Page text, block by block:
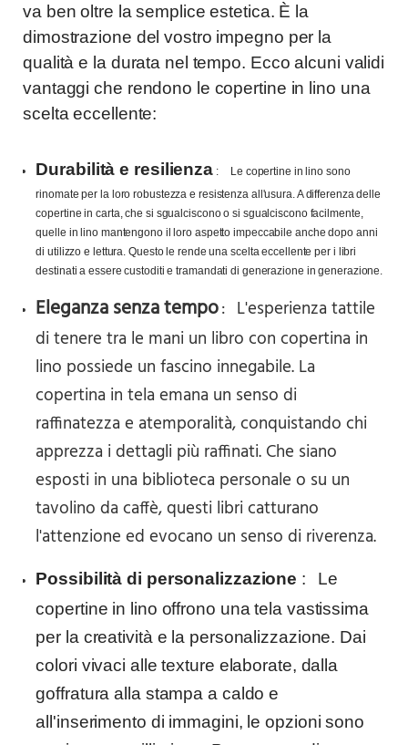
va ben oltre la semplice estetica. È la
dimostrazione del vostro impegno per la
qualità e la durata nel tempo. Ecco alcuni validi
vantaggi che rendono le copertine in lino una
scelta eccellente:
Durabilità e resilienza :
Le copertine in lino sono
rinomate per la loro robustezza e resistenza all'usura. A differenza delle
copertine in carta, che si sgualciscono o si sgualciscono facilmente,
quelle in lino mantengono il loro aspetto impeccabile anche dopo anni
di utilizzo e lettura. Questo le rende una scelta eccellente per i libri
destinati a essere custoditi e tramandati di generazione in generazione.
Eleganza senza tempo: L'esperienza tattile
di tenere tra le mani un libro con copertina in
lino possiede un fascino innegabile. La
copertina in tela emana un senso di
raffinatezza e atemporalità, conquistando chi
apprezza i dettagli più raffinati. Che siano
esposti in una biblioteca personale o su un
tavolino da caffè, questi libri catturano
l'attenzione ed evocano un senso di riverenza.
Possibilità di personalizzazione :
Le
copertine in lino offrono una tela vastissima
per la creatività e la personalizzazione. Dai
colori vivaci alle texture elaborate, dalla
goffratura alla stampa a caldo e
all'inserimento di immagini, le opzioni sono